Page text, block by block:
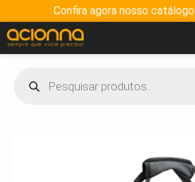
Confira agora nosso catálogo